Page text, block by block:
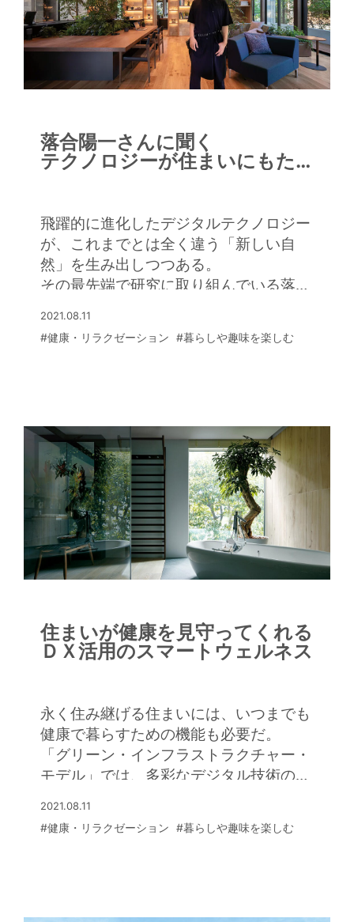
落合陽一さんに聞く
テクノロジーが住まいにもた
飛躍的に進化したデジタルテクノロジー
が、これまでとは全く違う「新しい自
然」を生み出しつつある。
その最先端で研究に取り組んでいる落合
2021.08.11
#健康・リラクゼーション #暮らしや趣味を楽しむ
住まいが健康を見守ってくれる
ＤＸ活用のスマートウェルネス
永く住み継げる住まいには、いつまでも
健康で暮らすための機能も必要だ。
「グリーン・インフラストラクチャー・
モデル」では、多彩なデジタル技術の活
提案している。
2021.08.11
#健康・リラクゼーション #暮らしや趣味を楽しむ